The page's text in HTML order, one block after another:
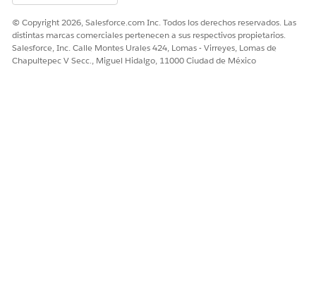
© Copyright 2026, Salesforce.com Inc. Todos los derechos reservados. Las
distintas marcas comerciales pertenecen a sus respectivos propietarios.
Salesforce, Inc. Calle Montes Urales 424, Lomas - Virreyes, Lomas de
Chapultepec V Secc., Miguel Hidalgo, 11000 Ciudad de México